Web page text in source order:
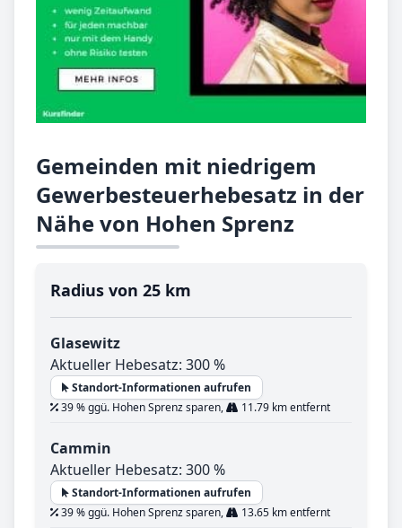
Gemeinden mit niedrigem
Gewerbesteuerhebesatz in der
Nähe von Hohen Sprenz
Radius von 25 km
Glasewitz
Aktueller Hebesatz: 300 %
Standort-Informationen aufrufen
39 % ggü. Hohen Sprenz sparen,
11.79 km entfernt
Cammin
Aktueller Hebesatz: 300 %
Standort-Informationen aufrufen
39 % ggü. Hohen Sprenz sparen,
13.65 km entfernt